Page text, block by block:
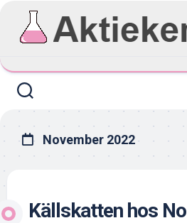
content
November 2022
Källskatten hos